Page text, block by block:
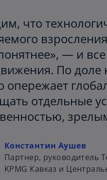
что
— и
По
опережает
отдельные
Константин Аушев
Партнер, руководитель
KPMG Кавказ и